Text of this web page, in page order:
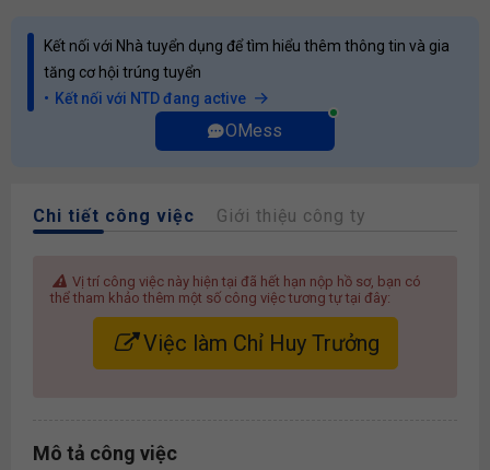
Kết nối với Nhà tuyển dụng để tìm hiểu thêm thông tin và gia
tăng cơ hội trúng tuyển
Kết nối với NTD đang active
OMess
Chi tiết công việc Giới thiệu công ty
Vị trí công việc này hiện tại đã hết hạn nộp hồ sơ, bạn có
thể tham khảo thêm một số công việc tương tự tại đây:
Việc làm Chỉ Huy Trưởng
Mô tả công việc